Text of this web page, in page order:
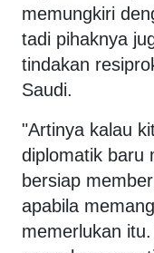
memungkiri
tadi pihaknya
tindakan
Saudi.
"Artinya kalau
diplomatik baru
bersiap
apabila
memerlukan